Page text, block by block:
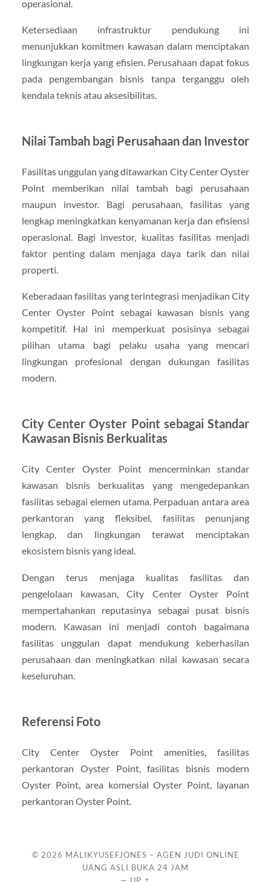
operasional.
Ketersediaan infrastruktur pendukung ini
menunjukkan komitmen kawasan dalam menciptakan
lingkungan kerja yang efisien. Perusahaan dapat fokus
pada pengembangan bisnis tanpa terganggu oleh
kendala teknis atau aksesibilitas.
Nilai Tambah bagi Perusahaan dan Investor
Fasilitas unggulan yang ditawarkan City Center Oyster
Point memberikan nilai tambah bagi perusahaan
maupun investor. Bagi perusahaan, fasilitas yang
lengkap meningkatkan kenyamanan kerja dan efisiensi
operasional. Bagi investor, kualitas fasilitas menjadi
faktor penting dalam menjaga daya tarik dan nilai
properti.
Keberadaan fasilitas yang terintegrasi menjadikan City
Center Oyster Point sebagai kawasan bisnis yang
kompetitif. Hal ini memperkuat posisinya sebagai
pilihan utama bagi pelaku usaha yang mencari
lingkungan profesional dengan dukungan fasilitas
modern.
City Center Oyster Point sebagai Standar
Kawasan Bisnis Berkualitas
City Center Oyster Point mencerminkan standar
kawasan bisnis berkualitas yang mengedepankan
fasilitas sebagai elemen utama. Perpaduan antara area
perkantoran yang fleksibel, fasilitas penunjang
lengkap, dan lingkungan terawat menciptakan
ekosistem bisnis yang ideal.
Dengan terus menjaga kualitas fasilitas dan
pengelolaan kawasan, City Center Oyster Point
mempertahankan reputasinya sebagai pusat bisnis
modern. Kawasan ini menjadi contoh bagaimana
fasilitas unggulan dapat mendukung keberhasilan
perusahaan dan meningkatkan nilai kawasan secara
keseluruhan.
Referensi Foto
City Center Oyster Point amenities, fasilitas
perkantoran Oyster Point, fasilitas bisnis modern
Oyster Point, area komersial Oyster Point, layanan
perkantoran Oyster Point.
© 2026 MALIKYUSEFJONES – AGEN JUDI ONLINE
UANG ASLI BUKA 24 JAM